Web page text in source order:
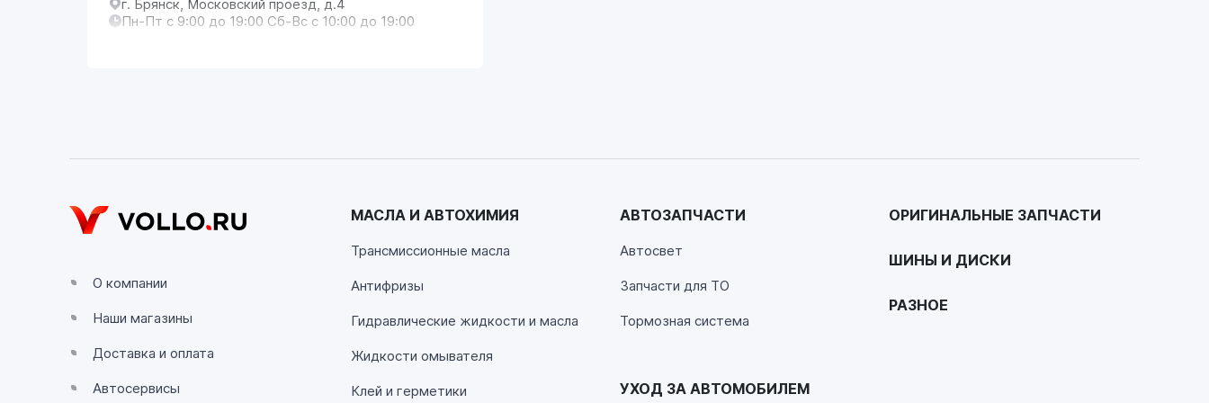
г. Брянск, Московский проезд, д.4
Пн-Пт с 9:00 до 19:00 Сб-Вс с 10:00 до 19:00
Пн-Пт с 9:00 до 19:00 Сб-Вс с 10:00 до 19:00
Пн-Пт с 9:00 до 19:00 Сб-Вс с 10:00 до 19:00
г. Рязань, улица Островского, д.109/2
О компании
Наши магазины
Доставка и оплата
Автосервисы
МАСЛА И АВТОХИМИЯ
Трансмиссионные масла
Антифризы
Гидравлические жидкости и масла
Жидкости омывателя
Клей и герметики
АВТОЗАПЧАСТИ
Автосвет
Запчасти для ТО
Тормозная система
УХОД ЗА АВТОМОБИЛЕМ
ОРИГИНАЛЬНЫЕ ЗАПЧАСТИ
ШИНЫ И ДИСКИ
РАЗНОЕ